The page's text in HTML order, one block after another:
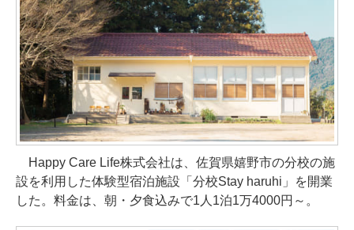
Happy Care Life株式会社は、佐賀県嬉野市の分校の施
設を利用した体験型宿泊施設「分校Stay haruhi」を開業
した。料金は、朝・夕食込みで1人1泊1万4000円～。